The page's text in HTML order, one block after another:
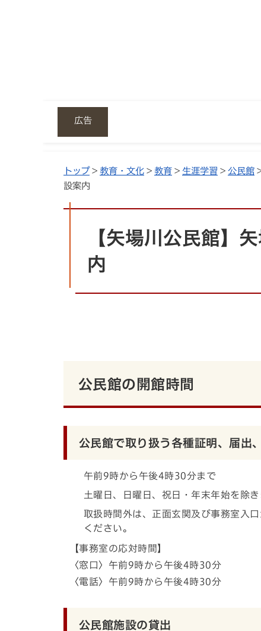
広告
トップ> 教育・文化 > 教育 > 生涯学習 > 公民館
設案内
【矢場川公民館】
内
公民館の開館時間
公民館で取り扱う各種証明、届出
午前9時から午後4時30分まで
土曜日、日曜日、祝日・年末年始を除き
取扱時間外は、正面玄関及び事務室入
ください。
【事務室の応対時間】
〈窓口〉午前9時から午後4時30分
〈電話〉午前9時から午後4時30分
公民館施設の貸出